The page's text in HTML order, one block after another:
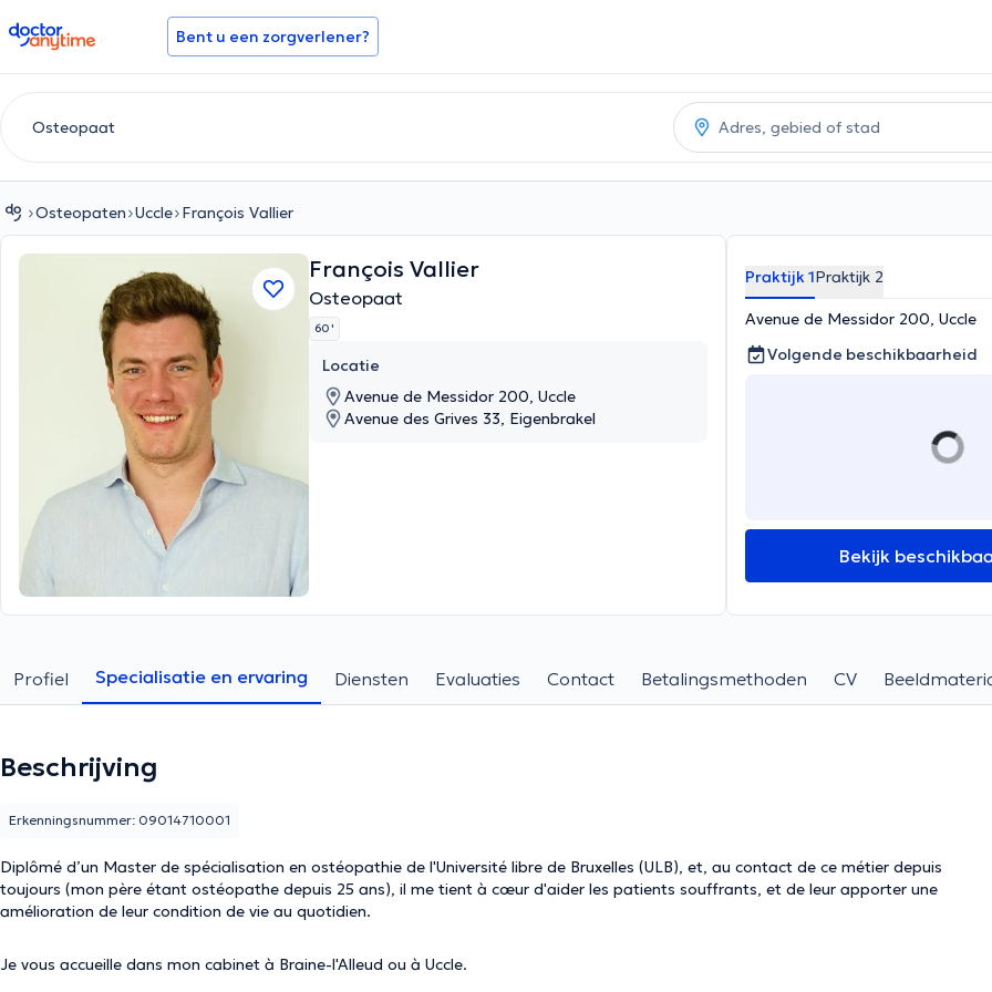
doctoranytime Bent u een zorgverlener?
Osteopaten Uccle François Vallier
François Vallier
Osteopaat
60 '
Locatie
Avenue de Messidor 200, Uccle
Avenue des Grives 33, Eigenbrakel
Praktijk 1Praktijk 2
Avenue de Messidor 200, Uccle
Volgende beschikbaarheid
Bekijk
Profiel Specialisatie en ervaring Diensten Evaluaties Contact Betalingsmethoden CV
Beschrijving
Diplômé d’un Master de spécialisation en ostéopathie de l'Université libre de Bruxelles (ULB), et, au contact de ce métier depuis
toujours (mon père étant ostéopathe depuis 25 ans), il me tient à cœur d'aider les patients souffrants, et de leur apporter une
amélioration de leur condition de vie au quotidien.
Je vous accueille dans mon cabinet à Braine-l'Alleud ou à Uccle.
Erkenningsnummer: 09014710001